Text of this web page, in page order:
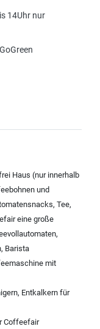
14Uhr nur
Haus (nur innerhalb
und
, Tee,
eine große
,
, Barista
mit
, Entkalkern für
Coffeefair